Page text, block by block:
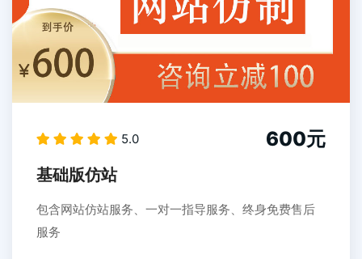
5.0 600元
基础版仿站
包含网站仿站服务、一对一指导服务、终身免费售后
服务